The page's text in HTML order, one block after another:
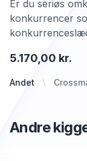
Andet
5.170,00 kr.
Er du seriøs
konkurrencer
Andre